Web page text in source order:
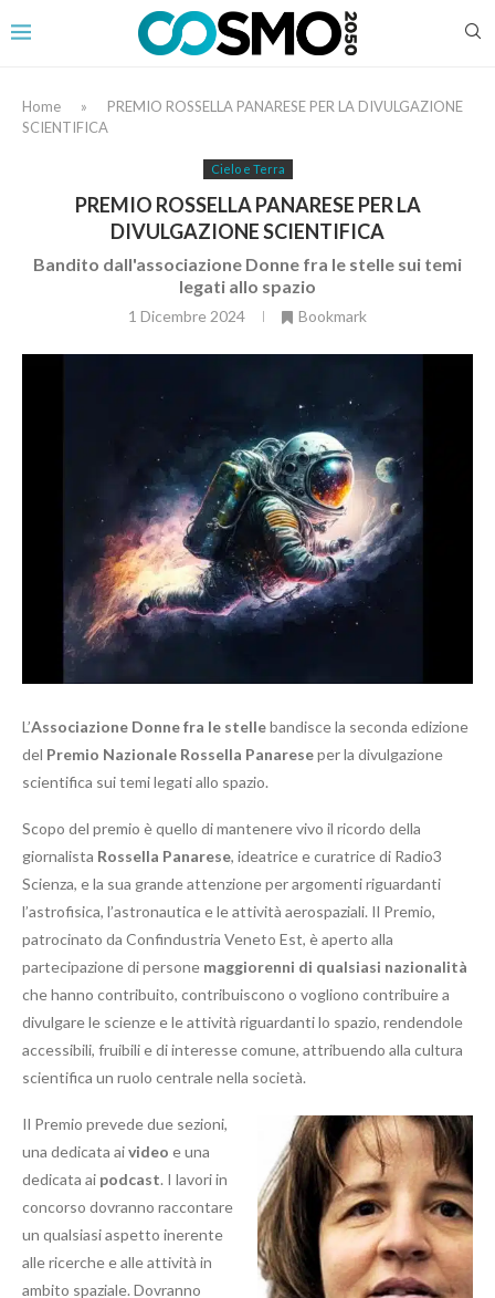
Home »
PREMIO ROSSELLA PANARESE PER LA DIVULGAZIONE
SCIENTIFICA
Cielo e Terra
PREMIO ROSSELLA PANARESE PER LA
DIVULGAZIONE SCIENTIFICA
Bandito dall'associazione Donne fra le stelle sui temi
legati allo spazio
1 Dicembre 2024 Bookmark
L’Associazione Donne fra le stellebandisce la seconda edizione
del Premio Nazionale Rossella Panareseper la divulgazione
scientifica sui temi legati allo spazio.
Scopo del premio è quello di mantenere vivo il ricordo della
giornalista Rossella Panarese, ideatrice e curatrice di Radio3
Scienza, e la sua grande attenzione per argomenti riguardanti
l’astrofisica, l’astronautica e le attività aerospaziali. Il Premio,
patrocinato da Confindustria Veneto Est, è aperto alla
partecipazione di persone maggiorenni di qualsiasi nazionalità
che hanno contribuito, contribuiscono o vogliono contribuire a
divulgare le scienze e le attività riguardanti lo spazio, rendendole
accessibili, fruibili e di interesse comune, attribuendo alla cultura
scientifica un ruolo centrale nella società.
Il Premio prevede due sezioni,
una dedicata aivideo e una
dedicata ai podcast. I lavori in
concorso dovranno raccontare
un qualsiasi aspetto inerente
alle ricerche e alle attività in
ambito spaziale. Dovranno